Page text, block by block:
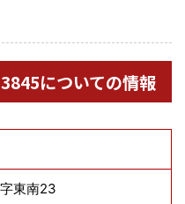
についての情報
東南23